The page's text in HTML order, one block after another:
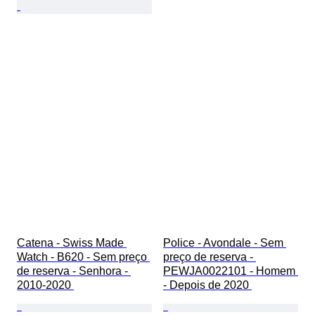
Catena - Swiss Made
Watch - B620 - Sem preço
de reserva - Senhora -
2010-2020
Police - Avondale - Sem
preço de reserva -
PEWJA0022101 - Homem
- Depois de 2020